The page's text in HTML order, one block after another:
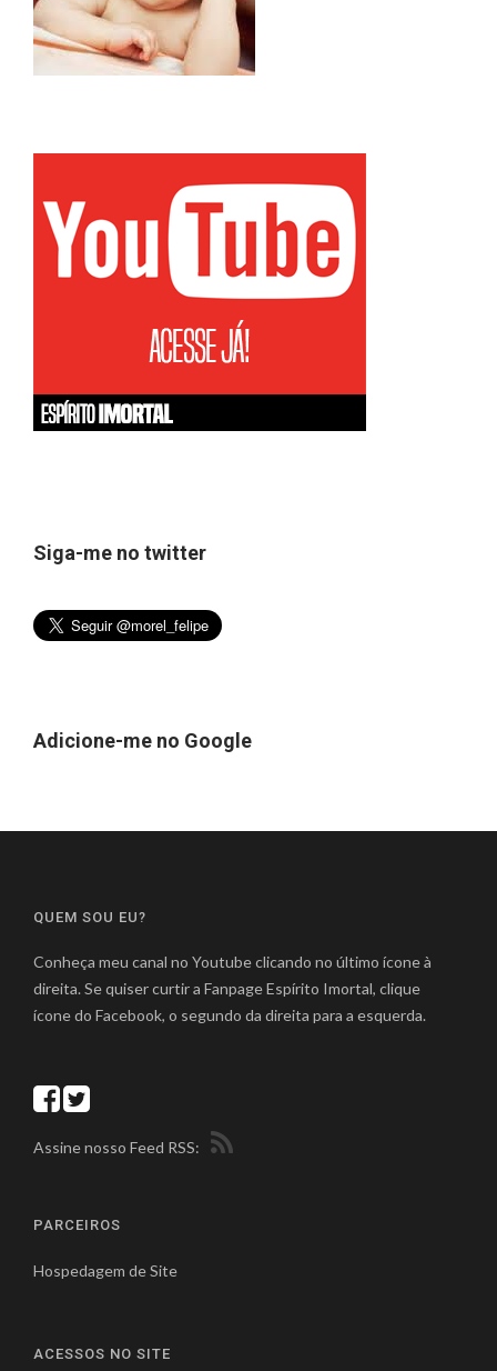
Siga-me no twitter
Adicione-me no Google
QUEM SOU EU?
Conheça meu canal no Youtube clicando no último ícone à
direita. Se quiser curtir a Fanpage Espírito Imortal, clique
ícone do Facebook, o segundo da direita para a esquerda.
Assine nosso Feed RSS:
PARCEIROS
Hospedagem de Site
ACESSOS NO SITE